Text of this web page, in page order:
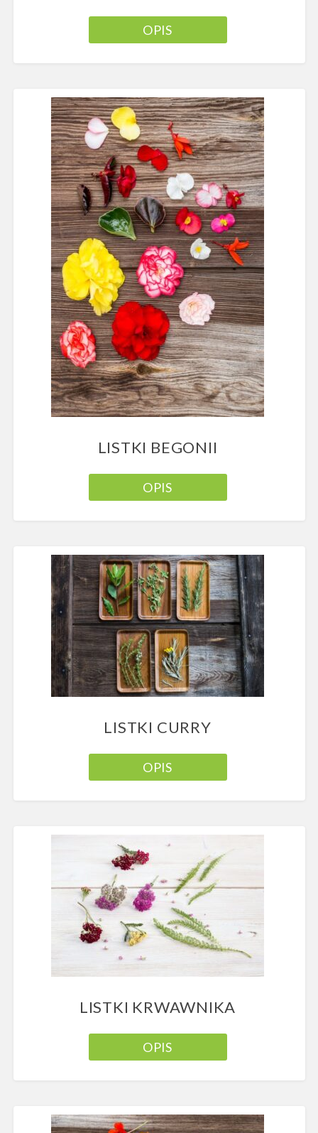
OPIS
LISTKI BEGONII
OPIS
LISTKI CURRY
OPIS
LISTKI KRWAWNIKA
OPIS